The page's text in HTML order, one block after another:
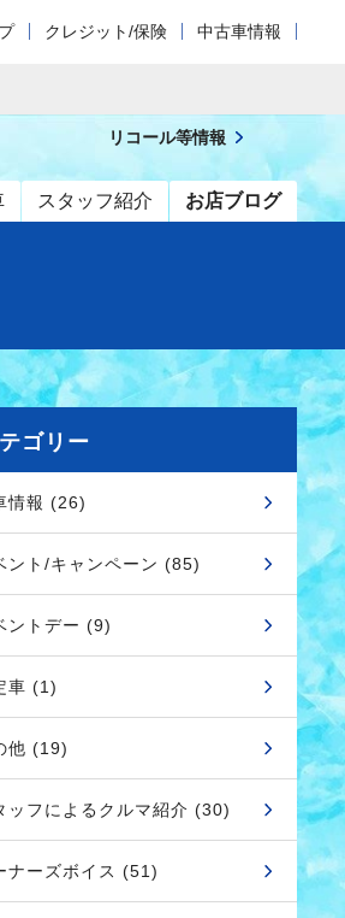
クレジット/保険 中古車情報
スタッフ紹介 お店ブログ
リコール等情報
ゴリー
情報 (26)
ント/キャンペーン (85)
ントデー (9)
車 (1)
他 (19)
ッフによるクルマ紹介 (30)
ナーズボイス (51)